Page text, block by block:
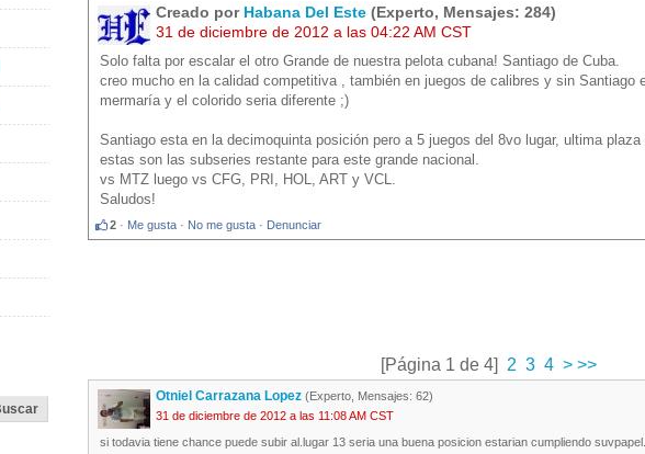
Creado por Habana Del Este (Experto, Mensajes: 284)
31 de diciembre de 2012 a las 04:22 AM CST
Solo falta por escalar el otro Grande de nuestra pelota cubana! Santiago de Cuba.
creo mucho en la calidad competitiva , también en juegos de calibres y sin Santiago
mermaría y el colorido seria diferente ;)
Santiago esta en la decimoquinta posición pero a 5 juegos del 8vo lugar, ultima
estas son las subseries restante para este grande nacional.
vs MTZ luego vs CFG, PRI, HOL, ART y VCL.
Saludos!
2 · Me gusta · No me gusta · Denunciar
[Página 1 de 4] 2 3 4 >>>
Otniel Carrazana Lopez (Experto, Mensajes: 62)
31 de diciembre de 2012 a las 11:08 AM CST
si todavia tiene chance puede subir al.lugar 13 seria una buena posicion estarian cumpliendo